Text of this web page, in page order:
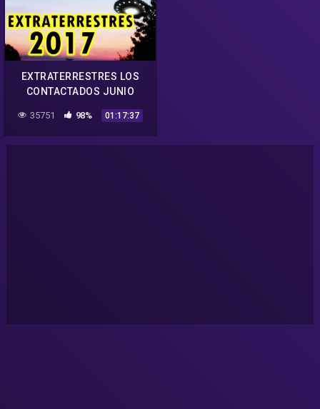
EXTRATERRESTRES LOS
CONTACTADOS JUNIO
CONTATOS JUNIO 2017,
NASA TOP 5 2017
35751 98% 01:17:37